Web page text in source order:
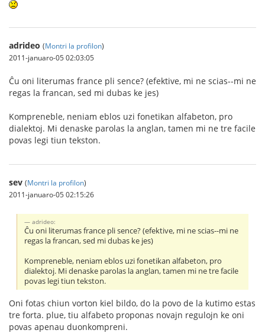
adrideo (Montri la profilon)
2011-januaro-05 02:03:05
Ĉu oni literumas france pli sence? (efektive, mi ne scias--mi ne
regas la francan, sed mi dubas ke jes)
Kompreneble, neniam eblos uzi fonetikan alfabeton, pro
dialektoj. Mi denaske parolas la anglan, tamen mi ne tre facile
povas legi tiun tekston.
sev (Montri la profilon)
2011-januaro-05 02:15:26
adrideo:
Ĉu oni literumas france pli sence? (efektive, mi ne scias--mi ne
regas la francan, sed mi dubas ke jes)
Kompreneble, neniam eblos uzi fonetikan alfabeton, pro
dialektoj. Mi denaske parolas la anglan, tamen mi ne tre facile
povas legi tiun tekston.
Oni fotas chiun vorton kiel bildo, do la povo de la kutimo estas
tre forta. plue, tiu alfabeto proponas novajn regulojn ke oni
povas apenau duonkompreni.